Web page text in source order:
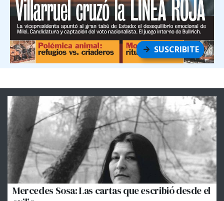
SUSCRIBITE
Mercedes Sosa: Las cartas que escribió desde el